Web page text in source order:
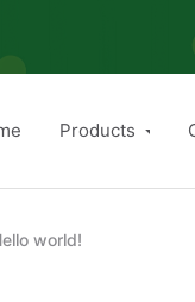
Products
world!